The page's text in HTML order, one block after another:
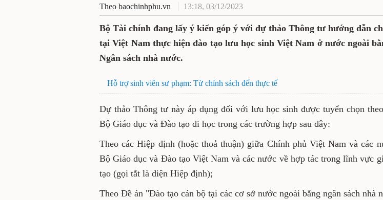
Theo baochinhphu.vn 13:18, 03/12/2023
Bộ Tài chính đang lấy ý kiến góp ý với dự thảo Thông tư
chi trả kinh phí tại Việt Nam thực hiện đào tạo lưu học
ở nước ngoài bằng nguồn vốn Ngân sách nhà nước.
Hỗ trợ sinh viên sư phạm: Từ chính sách đến thực tế
Dự thảo Thông tư này áp dụng đối với lưu học sinh được
quy định của Bộ Giáo dục và Đào tạo đi học trong các trường hợp
Theo các Hiệp định (hoặc thoả thuận) giữa Chính phủ Việt
hoặc giữa Bộ Giáo dục và Đào tạo Việt Nam và các nước về
lĩnh vực giáo dục và đào tạo (gọi tắt là diện Hiệp định);
Theo Đề án "Đào tạo cán bộ tại các cơ sở nước ngoài bằng